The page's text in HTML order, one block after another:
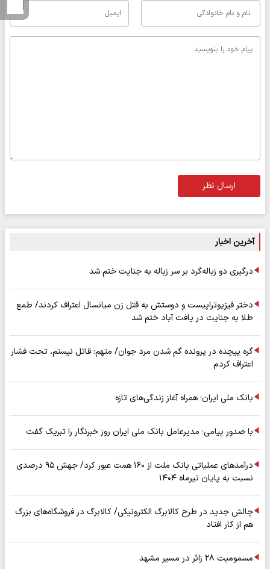
ارسال نظر
آخرین اخبار
درگیری دو زباله‌گرد بر سر زباله به جنایت ختم شد
دختر فیزیوتراپیست و دوستش به قتل زن میانسال اعتراف کردند/ طمع
طلا به جنایت در یافت آباد ختم شد
گره پیچده در پرونده گم شدن مرد جوان/ متهم: قاتل نیستم، تحت فشار
اعتراف کردم
بانک ملی ایران؛ همراه آغاز زندگی‌های تازه
با صدور پیامی؛ مدیرعامل بانک ملی ایران روز خبرنگار را تبریک گفت
درآمدهای عملیاتی بانک ملت از ۱۶۰ همت عبور کرد/ جهش ۹۵ درصدی
نسبت به پایان تیرماه ۱۴۰۴
چالش جدید در طرح کالابرگ الکترونیکی/ کالابرگ در فروشگاه‌های بزرگ
هم از کار افتاد
مسمومیت ۲۸ زائر در مسیر مشهد